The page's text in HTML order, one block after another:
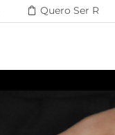
Quero Ser